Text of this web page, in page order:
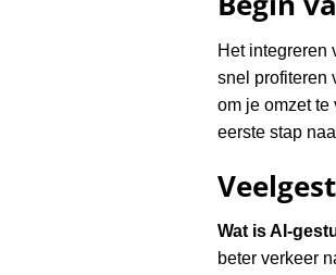
Het integreren
snel profiteren
om je omzet
eerste stap
Wat is AI-
beter verkeer